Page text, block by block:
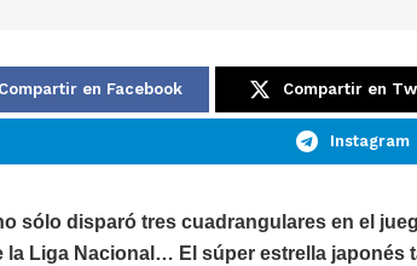
Compartir en Facebook Compartir en
Instagram
sólo disparó tres cuadrangulares en el
la Liga Nacional… El súper estrella japonés